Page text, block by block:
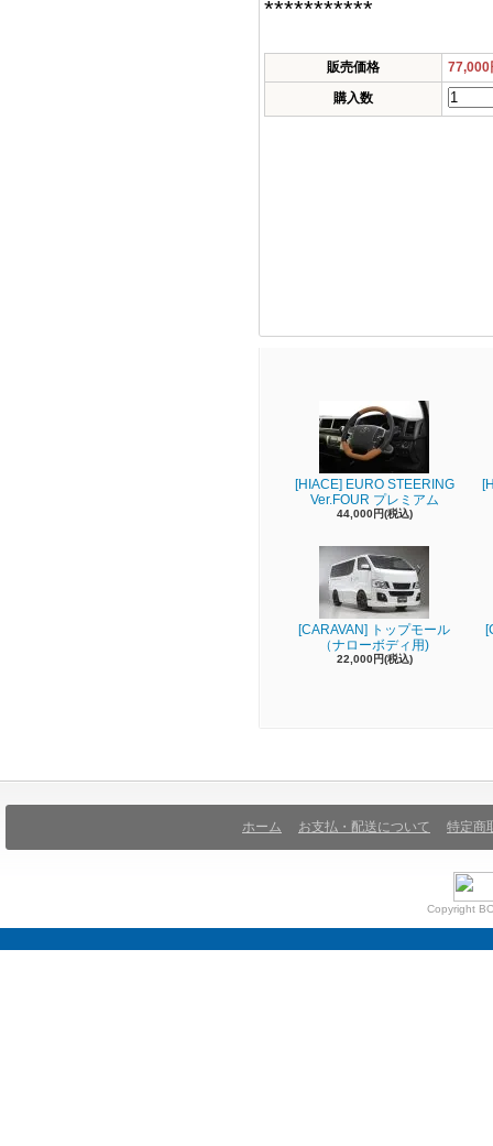
***********
販売価格
77,000
購入数
[HIACE] EURO STEERING
Ver.FOUR プレミアム
44,000円(税込)
[CARAVAN] トップモール
（ナローボディ用)
22,000円(税込)
ホーム お支払・配送について 特定商
Copyright